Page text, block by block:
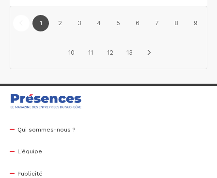
1 2 3 4 5 6 7 8 9
10 11 12 13
Qui sommes-nous ?
L'équipe
Publicité